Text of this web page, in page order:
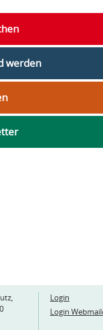
werden
Login
Login